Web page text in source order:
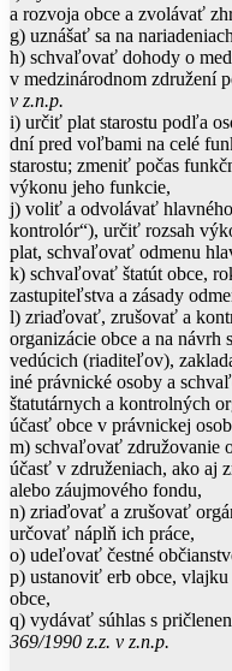
a rozvoja obce a zvolávať
g) uznášať sa na
h) schvaľovať dohody o
v medzinárodnom združení
v z.n.p.
i) určiť plat starostu podľa
dní pred voľbami na celé
starostu; zmeniť počas
výkonu jeho funkcie,
j) voliť a odvolávať
kontrolór“), určiť rozsah
plat, schvaľovať odmenu
k) schvaľovať štatút obce,
zastupiteľstva a zásady
l) zriaďovať, zrušovať a
organizácie obce a na
vedúcich (riaditeľov),
iné právnické osoby a
štatutárnych a kontrolných
účasť obce v právnickej
m) schvaľovať združovanie
účasť v združeniach, ako aj
alebo záujmového fondu,
n) zriaďovať a zrušovať
určovať náplň ich práce,
o) udeľovať čestné
p) ustanoviť erb obce,
obce,
q) vydávať súhlas s
369/1990 z.z. v z.n.p.